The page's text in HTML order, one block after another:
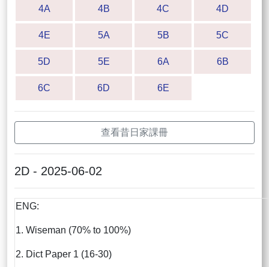
4A 4B 4C 4D
4E 5A 5B 5C
5D 5E 6A 6B
6C 6D 6E
查看昔日家課冊
2D - 2025-06-02
ENG:
1. Wiseman (70% to 100%)
2. Dict Paper 1 (16-30)